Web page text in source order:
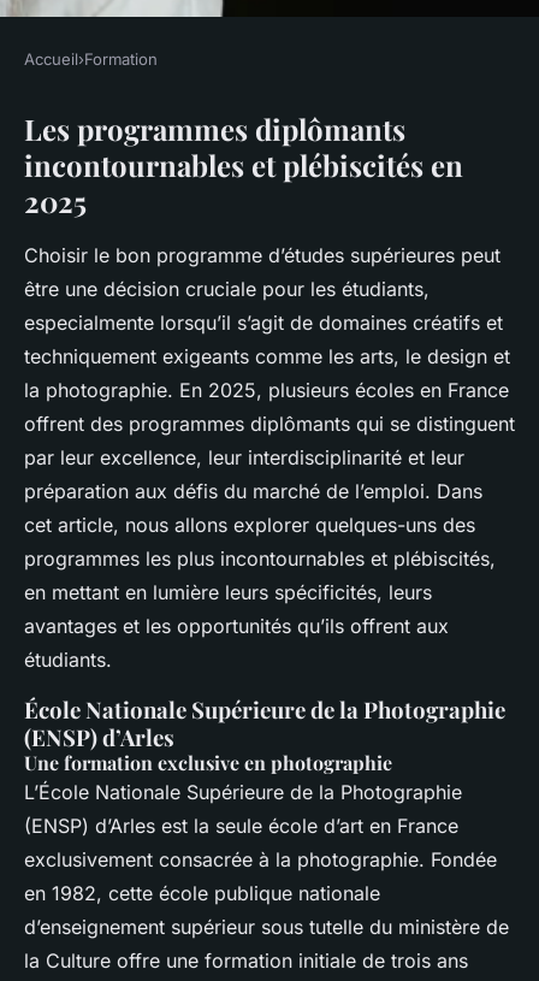
Les programmes diplômants
incontournables et plébiscités
en 2022
Théo•23 février 2025•7 min de lecture
Accueil›Formation
Les programmes diplômants
incontournables et plébiscités en
2025
Choisir le bon programme d’études supérieures peut
être une décision cruciale pour les étudiants,
especialmente lorsqu’il s’agit de domaines créatifs et
techniquement exigeants comme les arts, le design et
la photographie. En 2025, plusieurs écoles en France
offrent des programmes diplômants qui se distinguent
par leur excellence, leur interdisciplinarité et leur
préparation aux défis du marché de l’emploi. Dans
cet article, nous allons explorer quelques-uns des
programmes les plus incontournables et plébiscités,
en mettant en lumière leurs spécificités, leurs
avantages et les opportunités qu’ils offrent aux
étudiants.
École Nationale Supérieure de la Photographie
(ENSP) d’Arles
Une formation exclusive en photographie
L’École Nationale Supérieure de la Photographie
(ENSP) d’Arles est la seule école d’art en France
exclusivement consacrée à la photographie. Fondée
en 1982, cette école publique nationale
d’enseignement supérieur sous tutelle du ministère de
la Culture offre une formation initiale de trois ans